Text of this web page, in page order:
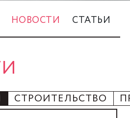
НОВОСТИ СТАТЬИ
СТРОИТЕЛЬСТВО